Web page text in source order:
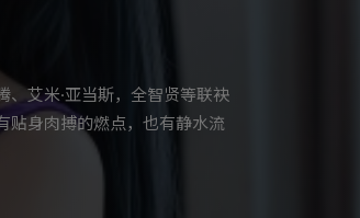
艾米·亚当斯，全智贤等联袂
贴身肉搏的燃点，也有静水流